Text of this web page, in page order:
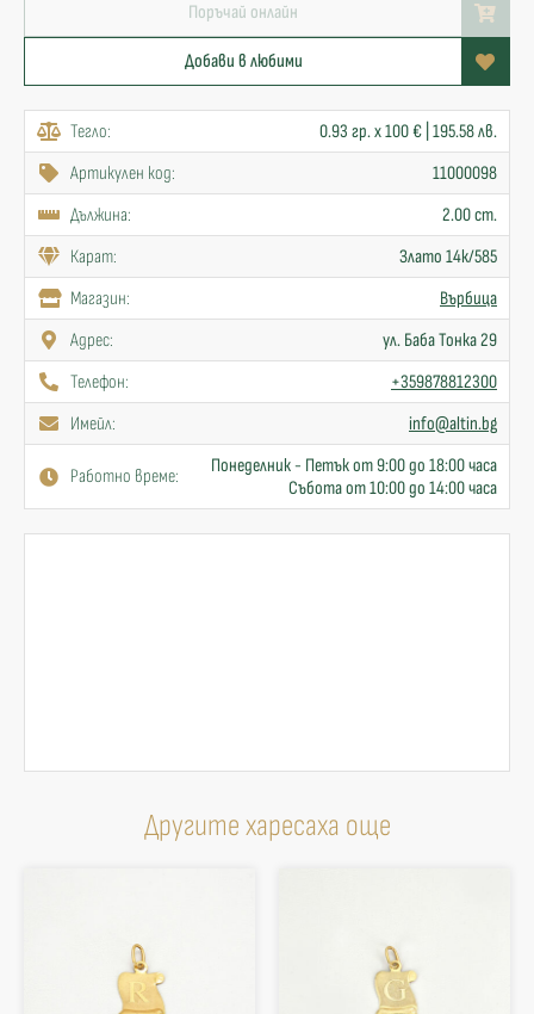
Поръчай онлайн
Добави в любими
Тегло:
0.93 гр. x 100 € | 195.58 лв.
Артикулен код:
11000098
Дължина:
2.00 cm.
Карат:
Злато 14к/585
Mагазин:
Върбица
Адрес:
ул. Баба Тонка 29
Телефон:
+359878812300
Имейл:
info@altin.bg
Работно време:
Понеделник - Петък от 9:00 до 18:00 часа
Събота от 10:00 до 14:00 часа
Другите харесаха още